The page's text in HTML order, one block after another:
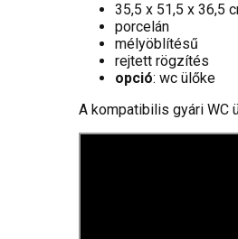
35,5 x 51,5 x 36,5
porcelán
mélyöblítésű
rejtett rögzítés
opció: wc ülőke
A kompatibilis gyári WC